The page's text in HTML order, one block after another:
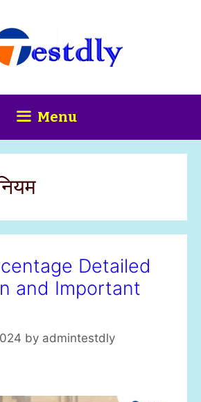
Menu
Detailed
and Important
by admintestdly